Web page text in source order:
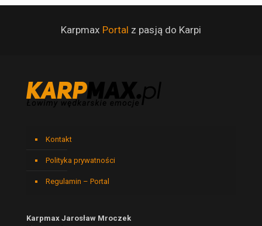
Karpmax Portal z pasją do Karpi
Kontakt
Polityka prywatności
Regulamin – Portal
Karpmax Jarosław Mroczek